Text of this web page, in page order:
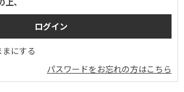
にする
パスワードをお忘れの方はこちら